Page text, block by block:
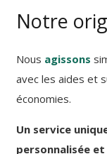
Notre
Nous agissons
avec les aides et
économies.
Un service
personnalisée